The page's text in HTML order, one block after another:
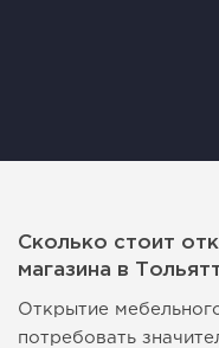
Сколько стоит
магазина в
Открытие
потребовать